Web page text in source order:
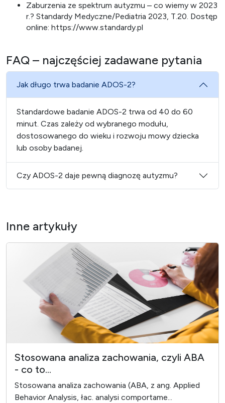
Zaburzenia ze spektrum autyzmu – co wiemy w 2023
r.? Standardy Medyczne/Pediatria 2023, T.20. Dostęp
online: https://www.standardy.pl
FAQ – najczęściej zadawane pytania
Jak długo trwa badanie ADOS-2?
Standardowe badanie ADOS-2 trwa od 40 do 60
minut. Czas zależy od wybranego modułu,
dostosowanego do wieku i rozwoju mowy dziecka
lub osoby badanej.
Czy ADOS-2 daje pewną diagnozę autyzmu?
Inne artykuły
Stosowana analiza zachowania, czyli ABA
- co to...
Stosowana analiza zachowania (ABA, z ang. Applied
Behavior Analysis, łac. analysi comportame...